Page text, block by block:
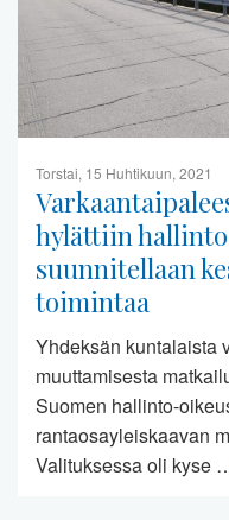
Torstai, 15 Huhtikuun, 2021
hylättiin
suunnitellaan
toimintaa
Yhdeksän kuntalaista
muuttamisesta
Suomen hallinto-
rantaosayleiskaavan
Valituksessa oli kyse